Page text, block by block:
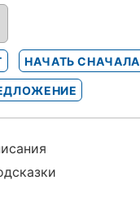
НАЧАТЬ СНАЧАЛА